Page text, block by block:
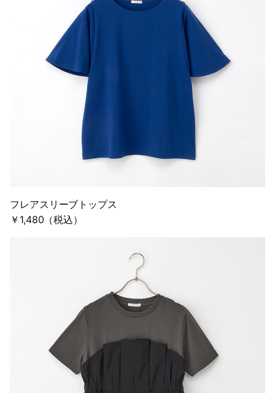
フレアスリーブトップス
￥1,480（税込）